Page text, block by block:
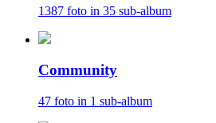
1387 foto in 35 sub-album
Community
47 foto in 1 sub-album